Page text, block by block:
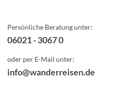
Persönliche Beratung unter:
06021 - 3067 0
oder per E-Mail unter:
info@wanderreisen.de